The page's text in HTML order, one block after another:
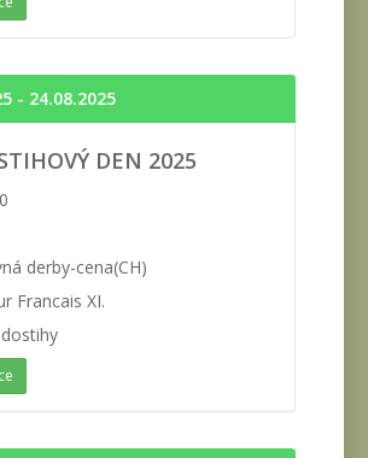
- 24.08.2025
DEN 2025
derby-cena(CH)
Francais XI.